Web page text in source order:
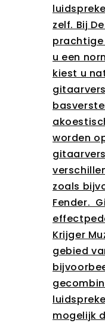
zelf. Bij
u een
kiest u
worden
zoals
Fender.
Krijger
gebied
mogelijk